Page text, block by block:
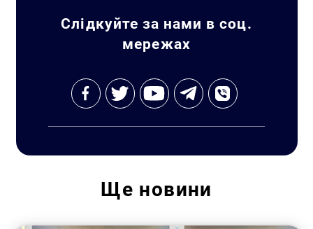
Слідкуйте за нами в соц.
мережах
Ще новини